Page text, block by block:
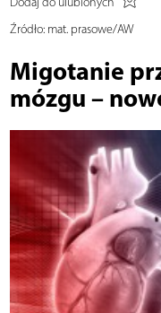
Źródło:mat. prasowe/AW
Migotanie
mózgu –